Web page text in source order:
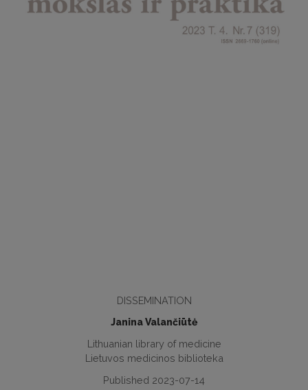
DISSEMINATION
Janina Valančiūtė
Lithuanian library of medicine
Lietuvos medicinos biblioteka
Published 2023-07-14